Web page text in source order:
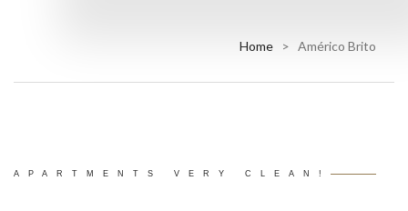
Home > Américo Brito
APARTMENTS VERY CLEAN!